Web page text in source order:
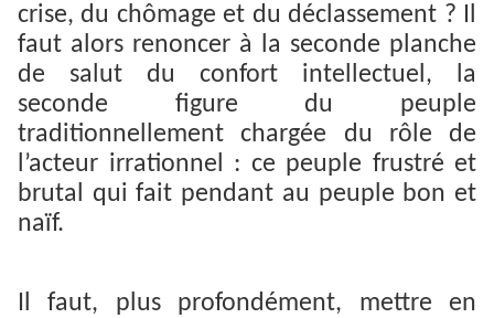
crise, du chômage et du déclassement ? Il
faut alors renoncer à la seconde planche
de salut du confort intellectuel, la
seconde figure du peuple
traditionnellement chargée du rôle de
l’acteur irrationnel : ce peuple frustré et
brutal qui fait pendant au peuple bon et
naïf.
Il faut, plus profondément, mettre en